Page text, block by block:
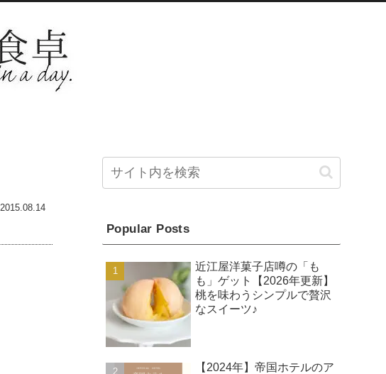
2015.08.14
Popular Posts
近江屋洋菓子店噂の「も
も」ゲット【2026年更新】
桃を味わうシンプルで贅沢
なスイーツ♪
【2024年】帝国ホテルのア